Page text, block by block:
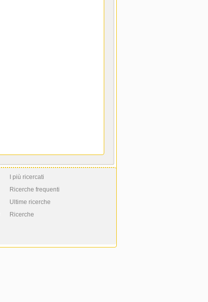
I più ricercati
Ricerche frequenti
Ultime ricerche
Ricerche